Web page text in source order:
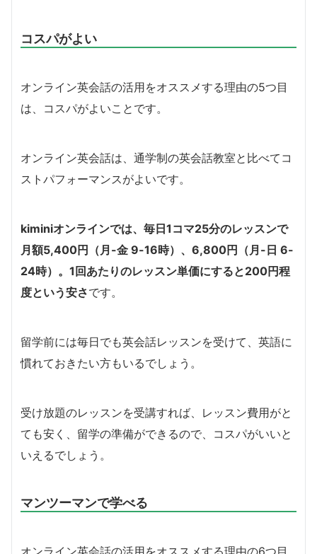
コスパがよい
オンライン英会話の活用をオススメする理由の5つ目
は、コスパがよいことです。
オンライン英会話は、通学制の英会話教室と比べてコ
ストパフォーマンスがよいです。
kiminiオンラインでは、毎日1コマ25分のレッスンで
月額5,400円（月-金 9-16時）、6,800円（月-日 6-
24時）。1回あたりのレッスン単価にすると200円程
度という安さです。
留学前には毎日でも英会話レッスンを受けて、英語に
慣れておきたい方もいるでしょう。
受け放題のレッスンを受講すれば、レッスン費用がと
ても安く、留学の準備ができるので、コスパがいいと
いえるでしょう。
マンツーマンで学べる
オンライン英会話の活用をオススメする理由の6つ目